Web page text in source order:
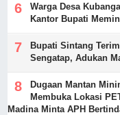
Warga Desa
Kantor Bupati
Bupati Sintang
Sengatap, Adukan
Dugaan Mantan
Membuka Lokasi
Madina Minta APH